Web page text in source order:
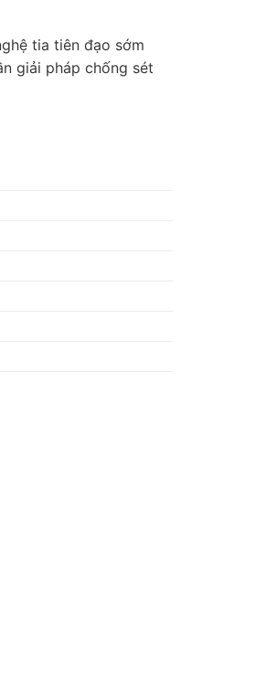
tia tiên đạo sớm
giải pháp chống sét